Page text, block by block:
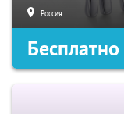
Россия
Бесплатно